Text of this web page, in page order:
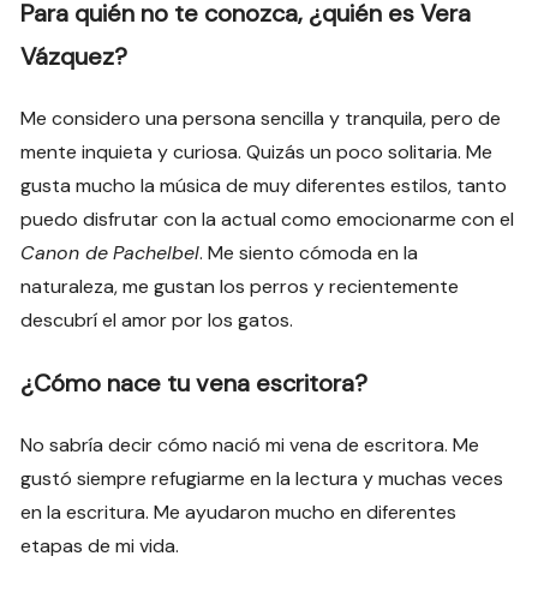
Para quién no te conozca, ¿quién es Vera
Vázquez?
Me considero una persona sencilla y tranquila, pero de
mente inquieta y curiosa. Quizás un poco solitaria. Me
gusta mucho la música de muy diferentes estilos, tanto
puedo disfrutar con la actual como emocionarme con el
Canon de Pachelbel. Me siento cómoda en la
naturaleza, me gustan los perros y recientemente
descubrí el amor por los gatos.
¿Cómo nace tu vena escritora?
No sabría decir cómo nació mi vena de escritora. Me
gustó siempre refugiarme en la lectura y muchas veces
en la escritura. Me ayudaron mucho en diferentes
etapas de mi vida.